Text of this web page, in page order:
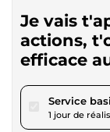
Je vais
actions,
efficace
Service
1 jour de